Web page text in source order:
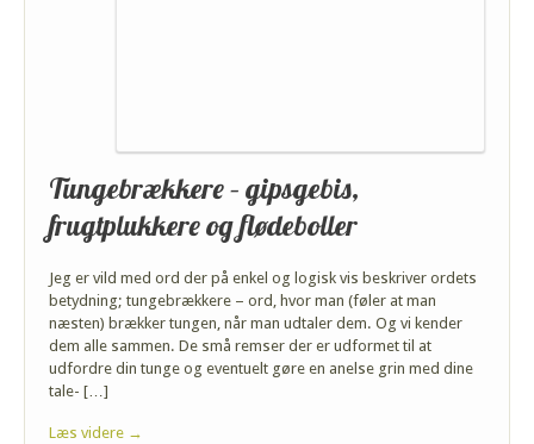
Tungebrækkere – gipsgebis,
frugtplukkere og flødeboller
Jeg er vild med ord der på enkel og logisk vis beskriver ordets
betydning; tungebrækkere – ord, hvor man (føler at man
næsten) brækker tungen, når man udtaler dem. Og vi kender
dem alle sammen. De små remser der er udformet til at
udfordre din tunge og eventuelt gøre en anelse grin med dine
tale- […]
Læs videre →